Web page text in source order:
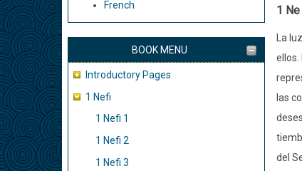
navegación
French
BOOK MENU
Introductory Pages
1 Nefi
1 Nefi 1
1 Nefi 2
1 Nefi 3
1
La
ellos.
las
del